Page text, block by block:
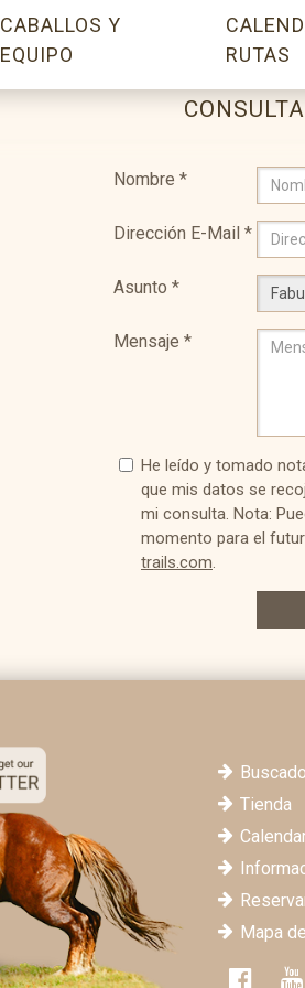
CABALLOS Y
EQUIPO
RUTAS
Nombre *
Dirección E-Mail *
Asunto *
Mensaje *
He leído y tomado
que mis datos se
mi consulta. Nota:
momento para el
trails.com.
Tienda
Mapa